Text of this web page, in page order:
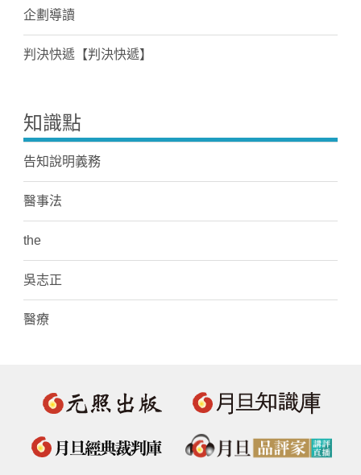
企劃導讀
判決快遞【判決快遞】
知識點
告知說明義務
醫事法
the
吳志正
醫療